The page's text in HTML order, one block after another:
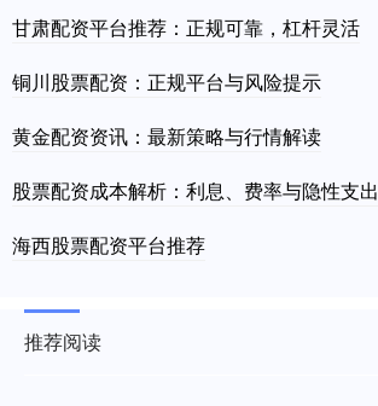
甘肃配资平台推荐：正规可靠，杠杆灵活
铜川股票配资：正规平台与风险提示
黄金配资资讯：最新策略与行情解读
股票配资成本解析：利息、费率与隐性支出
海西股票配资平台推荐
推荐阅读